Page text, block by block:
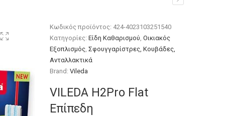
Κωδικός προϊόντος: 424-4023103251540
Κατηγορίες:Είδη Καθαρισμού,Οικιακός
Εξοπλισμός,Σφουγγαρίστρες, Κουβάδες,
Ανταλλακτικά
Brand:Vileda
VILEDA H2Pro Flat
Επίπεδη